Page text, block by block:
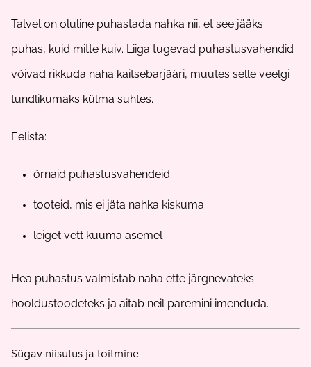
Talvel on oluline puhastada nahka nii, et see jääks
puhas, kuid mitte kuiv. Liiga tugevad puhastusvahendid
võivad rikkuda naha kaitsebarjääri, muutes selle veelgi
tundlikumaks külma suhtes.
Eelista:
õrnaid puhastusvahendeid
tooteid, mis ei jäta nahka kiskuma
leiget vett kuuma asemel
Hea puhastus valmistab naha ette järgnevateks
hooldustoodeteks ja aitab neil paremini imenduda.
Sügav niisutus ja toitmine